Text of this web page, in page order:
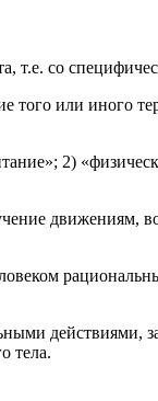
т.е. со
или иного
2)
движениям,
тела.